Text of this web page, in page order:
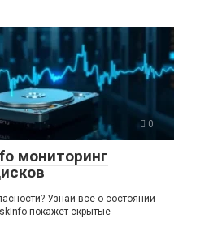
0
мониторинг
Узнай всё о состоянии
покажет скрытые